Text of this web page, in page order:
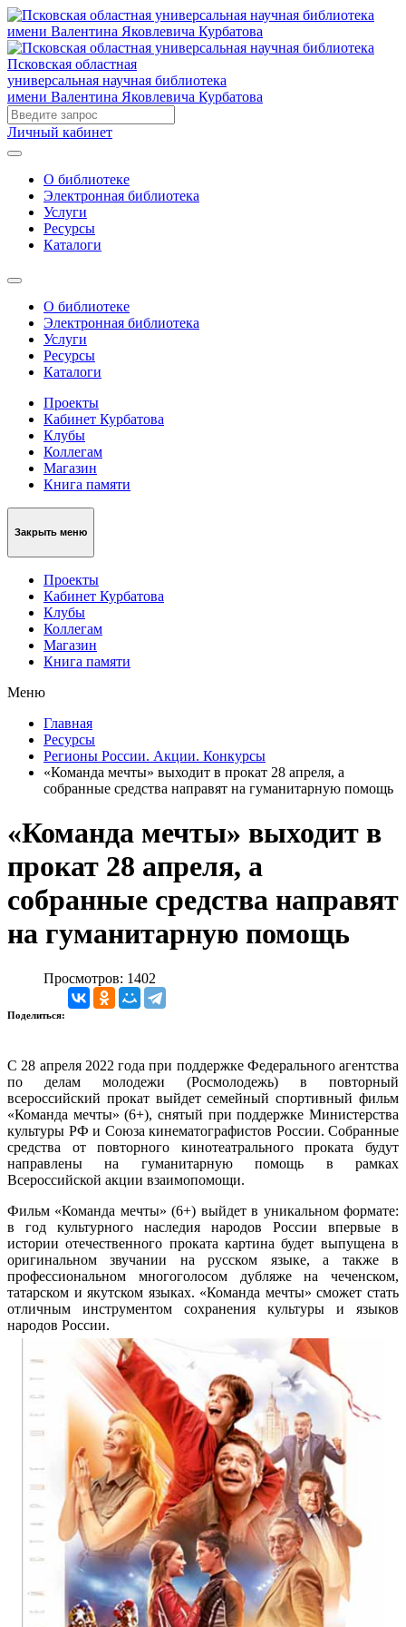
Псковская областная
универсальная научная библиотека
имени Валентина Яковлевича Курбатова
Личный кабинет
О библиотеке
Электронная библиотека
Услуги
Ресурсы
Каталоги
О библиотеке
Электронная библиотека
Услуги
Ресурсы
Каталоги
Проекты
Кабинет Курбатова
Клубы
Коллегам
Магазин
Книга памяти
Закрыть меню
Проекты
Кабинет Курбатова
Клубы
Коллегам
Магазин
Книга памяти
Меню
Главная
Ресурсы
Регионы России. Акции. Конкурсы
«Команда мечты» выходит в прокат 28 апреля, а
собранные средства направят на гуманитарную помощь
«Команда мечты» выходит в
прокат 28 апреля, а
собранные средства направят
на гуманитарную помощь
Просмотров: 1402
Поделиться:
С 28 апреля 2022 года при поддержке Федерального агентства
по делам молодежи (Росмолодежь) в повторный
всероссийский прокат выйдет семейный спортивный фильм
«Команда мечты» (6+), снятый при поддержке Министерства
культуры РФ и Союза кинематографистов России. Собранные
средства от повторного кинотеатрального проката будут
направлены на гуманитарную помощь в рамках
Всероссийской акции взаимопомощи.
Фильм «Команда мечты» (6+) выйдет в уникальном формате:
в год культурного наследия народов России впервые в
истории отечественного проката картина будет выпущена в
оригинальном звучании на русском языке, а также в
профессиональном многоголосом дубляже на чеченском,
татарском и якутском языках. «Команда мечты» сможет стать
отличным инструментом сохранения культуры и языков
народов России.